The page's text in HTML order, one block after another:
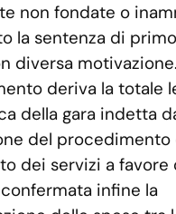
non fondate o
la sentenza di
diversa
deriva la totale
della gara indetta
del procedimento
dei servizi a favore
confermata infine la